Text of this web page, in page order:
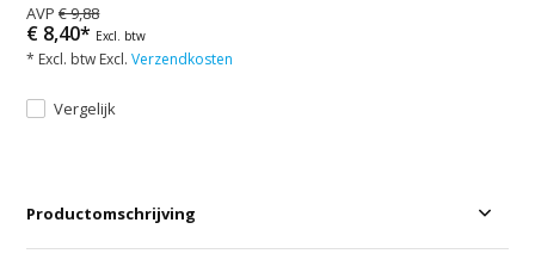
AVP€ 9,88
€ 8,40* Excl. btw
* Excl. btw Excl.Verzendkosten
Vergelijk
Productomschrijving